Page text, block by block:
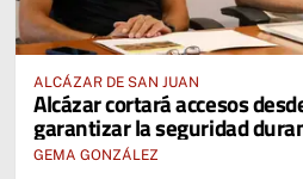
ALCÁZAR DE SAN JUAN
Alcázar cortará accesos
garantizar la seguridad
GEMA GONZÁLEZ